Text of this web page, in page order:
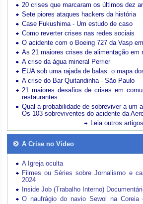
20 crises que marcaram os últimos dez
Sete piores ataques hackers da história
Case Fukushima - Um estudo de caso
Como reverter crises nas redes sociais
O acidente com o Boeing 727 da Vasp
As 21 maiores crises de alimentação em
A crise da água mineral Perrier
EUA sob uma rajada de balas: o mapa
A crise do Bar Quitandinha - São Paulo
21 maiores desafios de crises em
restaurantes
Qual a probabilidade de sobreviver a um
Os 103 sobreviventes do acidente da
Leia outros artigos
A Crise no Vídeo
A Igreja oculta
Filmes ou Séries sobre Jornalismo e
2024
Inside Job (Trabalho Interno)
O naufrágio do navio Sewol na